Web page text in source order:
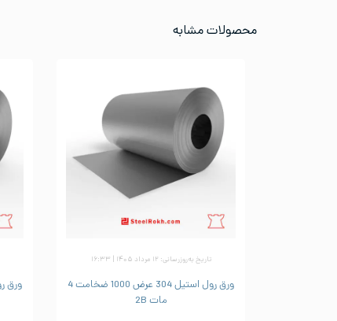
محصولات مشابه
تاریخ به‌روزرسانی: ۱۲ مرداد ۱۴۰۵ | ۱۶:۳۳
ورق رول استیل 304 عرض 1000 ضخامت 4
مات 2B